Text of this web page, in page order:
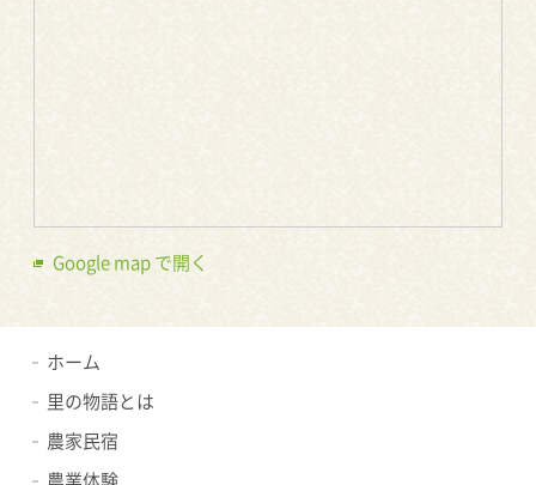
Google map で開く
ホーム
里の物語とは
農家民宿